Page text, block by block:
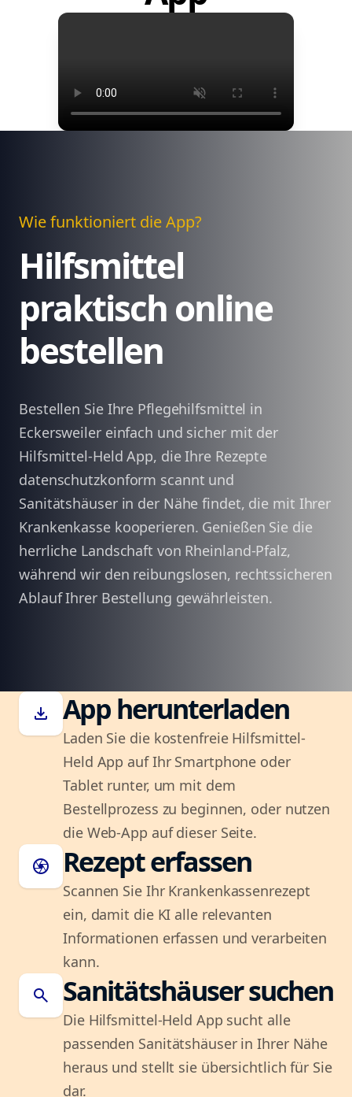
Wie funktioniert die App?
Hilfsmittel
praktisch online
bestellen
Bestellen Sie Ihre Pflegehilfsmittel in
Eckersweiler einfach und sicher mit der
Hilfsmittel-Held App, die Ihre Rezepte
datenschutzkonform scannt und
Sanitätshäuser in der Nähe findet, die mit Ihrer
Krankenkasse kooperieren. Genießen Sie die
herrliche Landschaft von Rheinland-Pfalz,
während wir den reibungslosen, rechtssicheren
Ablauf Ihrer Bestellung gewährleisten.
download App herunterladen
Laden Sie die kostenfreie Hilfsmittel-
Held App auf Ihr Smartphone oder
Tablet runter, um mit dem
Bestellprozess zu beginnen, oder nutzen
die Web-App auf dieser Seite.
camera Rezept erfassen
Scannen Sie Ihr Krankenkassenrezept
ein, damit die KI alle relevanten
Informationen erfassen und verarbeiten
kann.
search Sanitätshäuser suchen
Die Hilfsmittel-Held App sucht alle
passenden Sanitätshäuser in Ihrer Nähe
heraus und stellt sie übersichtlich für Sie
dar.